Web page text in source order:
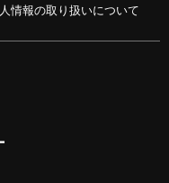
情報の取り扱いについて